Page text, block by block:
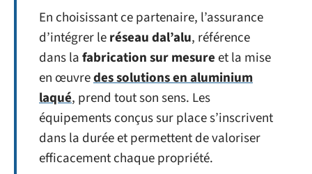
En choisissant ce partenaire, l’assurance
d’intégrer leréseau dal’alu, référence
dans lafabrication sur mesureet la mise
en œuvredes solutions en aluminium
laqué, prend tout son sens. Les
équipements conçus sur place s’inscrivent
dans la durée et permettent de valoriser
efficacement chaque propriété.